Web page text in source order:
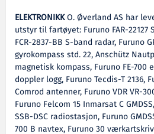
ELEKTRONIKKO. Øverland AS har
utstyr til fartøyet: Furuno FAR-22127
FCR-2837-BB S-band radar, Furuno
gyrokompass std. 22, Anschütz
magnetisk kompass, Furuno FE-700
doppler logg, Furuno Tecdis-T 2136,
Comrod antenner, Furuno VDR VR-
Furuno Felcom 15 Inmarsat C
SSB-DSC radiostasjon, Furuno
700 B navtex, Furuno 30